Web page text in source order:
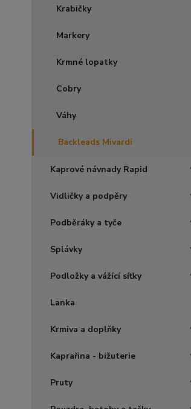
Krabičky
Markery
Krmné lopatky
Cobry
Váhy
Backleads Mivardi
Kaprové návnady Rapid
Vidličky a podpěry
Podběráky a tyče
Splávky
Podložky a vážící síťky
Lanka
Krmiva a doplňky
Kaprařina - bižuterie
Pruty